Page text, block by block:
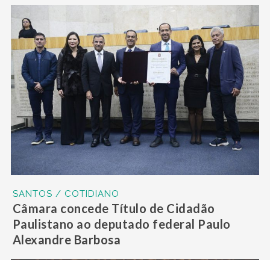
SANTOS / COTIDIANO
Câmara concede Título de Cidadão
Paulistano ao deputado federal Paulo
Alexandre Barbosa